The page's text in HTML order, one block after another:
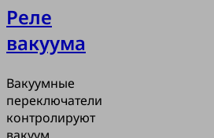
Реле
вакуума
Вакуумные
переключатели
контролируют